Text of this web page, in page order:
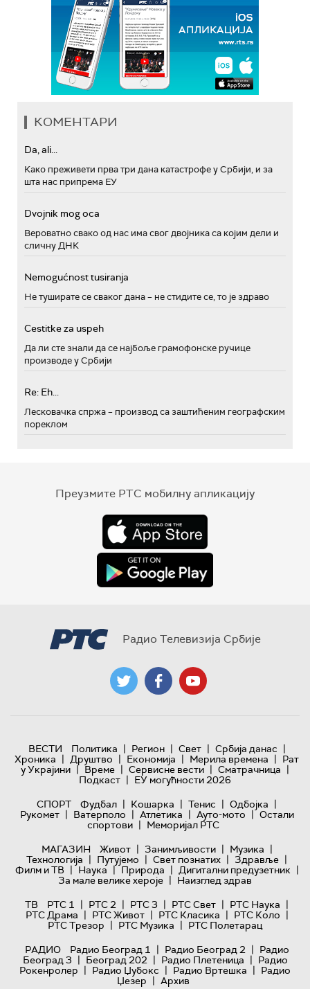
КОМЕНТАРИ
Da, ali...
Како преживети прва три дана катастрофе у Србији, и за
шта нас припрема ЕУ
Dvojnik mog oca
Вероватно свако од нас има свог двојника са којим дели и
сличну ДНК
Nemogućnost tusiranja
Не туширате се сваког дана – не стидите се, то је здраво
Cestitke za uspeh
Да ли сте знали да се најбоље грамофонске ручице
производе у Србији
Re: Eh...
Лесковачка спржа – производ са заштићеним географским
пореклом
Преузмите РТС мобилну апликацију
Радио Телевизија Србије
ВЕСТИ Политика | Регион | Свет | Србија данас |
Хроника | Друштво | Економија | Мерила времена | Рат
у Украјини | Време | Сервисне вести | Сматрачница |
Подкаст | ЕУ могућности 2026
СПОРТ
Фудбал | Кошарка | Тенис | Одбојка |
Рукомет | Ватерполо | Атлетика | Ауто-мото | Остали
спортови | Меморијал РТС
МАГАЗИН
Живот | Занимљивости | Музика |
Технологијa | Путујемо | Свет познатих | Здравље |
Филм и ТВ | Наука | Природа | Дигитални предузетник |
За мале велике хероје | Наизглед здрав
ТВ
РТС 1 | РТС 2 | РТС 3 | РТС Свет | РТС Наука |
РТС Драма | РТС Живот | РТС Класика | РТС Коло |
РТС Трезор | РТС Музика | РТС Полетарац
РАДИО
Радио Београд 1 | Радио Београд 2 | Радио
Београд 3 | Београд 202 | Радио Плетеница | Радио
Рокенролер | Радио Џубокс | Радио Вртешка | Радио
Џезер | Архив